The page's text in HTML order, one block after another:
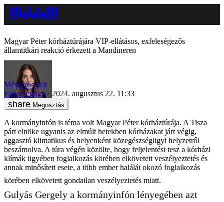
Magyar Péter kórháztúrájára VIP-ellátásos, exfeleségezős
államtitkári reakció érkezett a Mandineren
Mészáros Juli
Egészségügy
2024. augusztus 22. 11:33
Megosztás
A kormányinfón is téma volt Magyar Péter kórháztúrája. A Tisza
párt elnöke ugyanis az elmúlt hetekben kórházakat járt végig,
aggasztó klimatikus és helyenként közegészségügyi helyzetről
beszámolva. A túra végén közölte, hogy feljelentést tesz a kórházi
klímák ügyében foglalkozás körében elkövetett veszélyeztetés és
annak minősített esete, a több ember halálát okozó foglalkozás
körében elkövetett gondatlan veszélyeztetés miatt.
Gulyás Gergely a kormányinfón lényegében azt